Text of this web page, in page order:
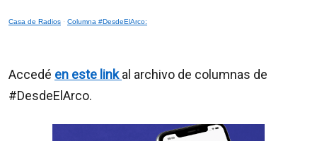
Casa de Radios · Columna #DesdeElArco:
Accedé en este link al archivo de columnas de
#DesdeElArco.